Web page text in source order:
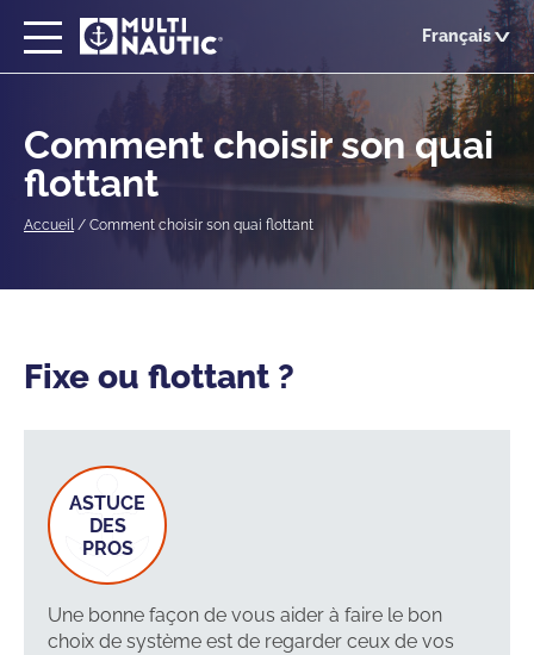
contenu
principal
Français
Comment choisir son quai
flottant
Accueil/ Comment choisir son quai flottant
Fixe ou flottant ?
Une bonne façon de vous aider à faire le bon
choix de système est de regarder ceux de vos